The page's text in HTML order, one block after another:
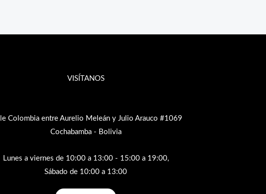
VISÍTANOS
Colombia entre Aurelio Meleán y Julio Arauco #1069
Cochabamba - Bolivia
Lunes a viernes de 10:00 a 13:00 - 15:00 a 19:00,
Sábado de 10:00 a 13:00